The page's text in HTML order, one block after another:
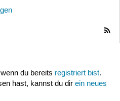
du bereits registriert bist.
hast, kannst du dir ein neues